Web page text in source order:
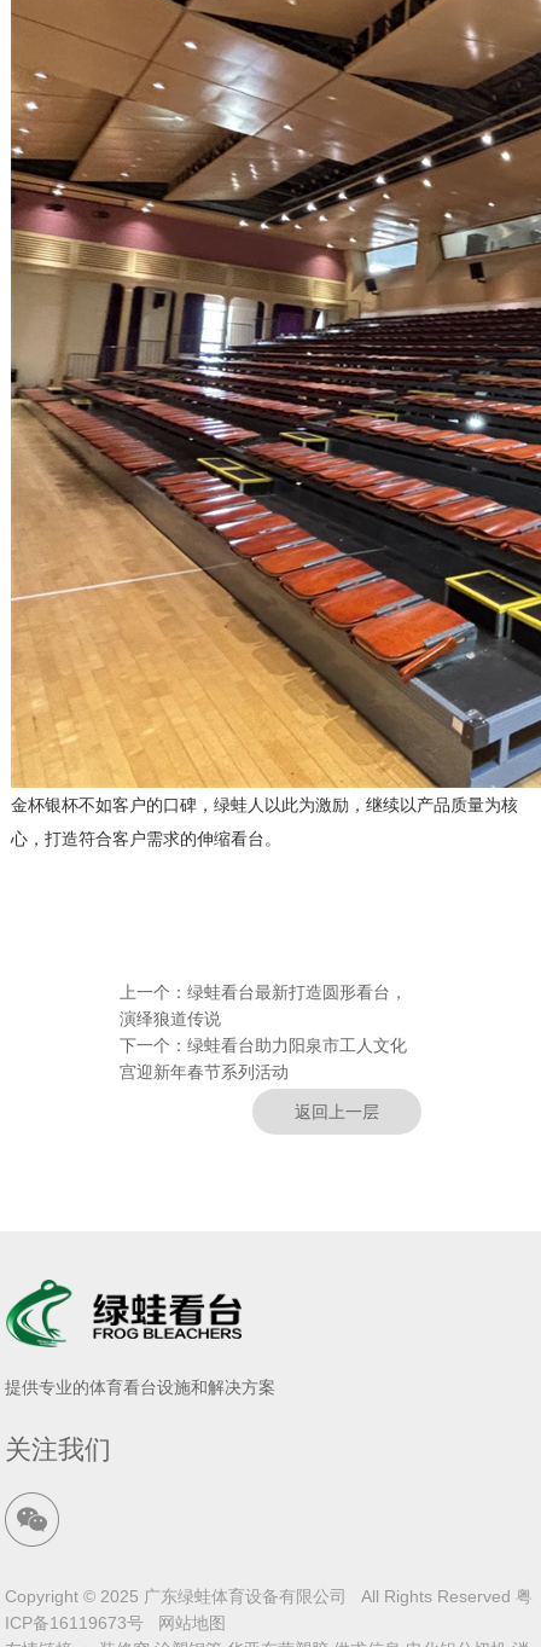
金杯银杯不如客户的口碑，绿蛙人以此为激励，继续以产品质量为核
心，打造符合客户需求的伸缩看台。
上一个： 绿蛙看台最新打造圆形看台，
演绎狼道传说
下一个： 绿蛙看台助力阳泉市工人文化
宫迎新年春节系列活动
返回上一层
提供专业的体育看台设施和解决方案
关注我们
Copyright © 2025 广东绿蛙体育设备有限公司 All Rights Reserved 粤
ICP备16119673号
网站地图